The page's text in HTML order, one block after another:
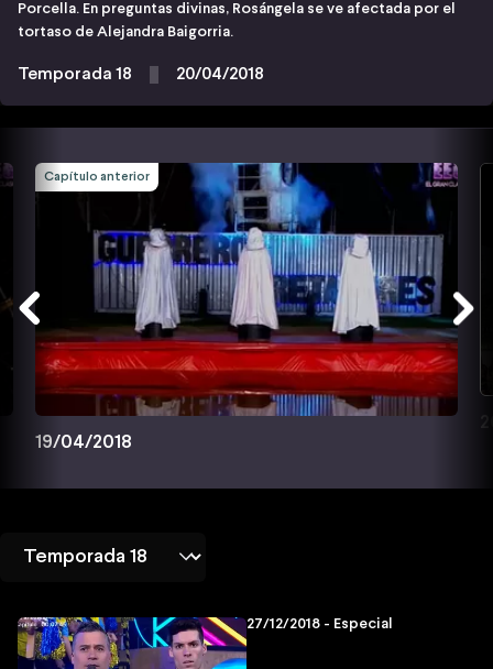
Porcella. En preguntas divinas, Rosángela se ve afectada por el
tortaso de Alejandra Baigorria.
Temporada 18 20/04/2018
Capítulo anterior
19/04/2018
27/12/2018 - Especial